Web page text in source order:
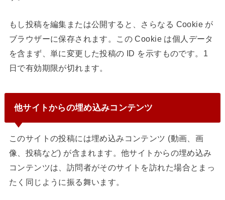
もし投稿を編集または公開すると、さらなる Cookie が
ブラウザーに保存されます。この Cookie は個人データ
を含まず、単に変更した投稿の ID を示すものです。1
日で有効期限が切れます。
他サイトからの埋め込みコンテンツ
このサイトの投稿には埋め込みコンテンツ (動画、画
像、投稿など) が含まれます。他サイトからの埋め込み
コンテンツは、訪問者がそのサイトを訪れた場合とまっ
たく同じように振る舞います。